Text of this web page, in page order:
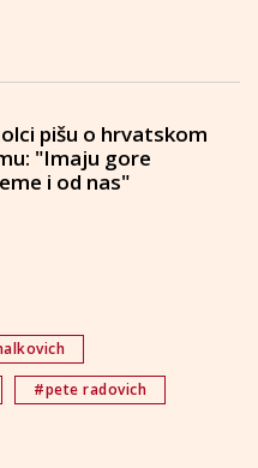
pišu o hrvatskom
"Imaju gore
i od nas"
#pete radovich